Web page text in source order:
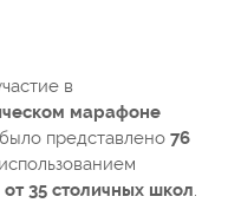
в
марафоне
представлено 76
от 35 столичных школ.